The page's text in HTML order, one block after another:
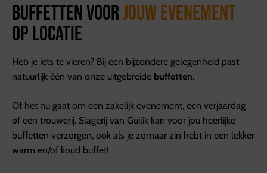
Buffetten voorjouw evenement
op locatie
Heb je iets te vieren? Bij een bijzondere gelegenheid past
natuurlijk één van onze uitgebreide buffetten.
Of het nu gaat om een zakelijk evenement, een verjaardag
of een trouwerij. Slagerij van Guilik kan voor jou heerlijke
buffetten verzorgen, ook als je zomaar zin hebt in een lekker
warm en/of koud buffet!